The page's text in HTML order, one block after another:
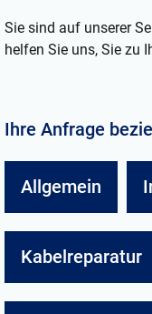
Sie sind auf unserer
helfen Sie uns, Sie zu
Ihre Anfrage
Allgemein
Kabelreparatur